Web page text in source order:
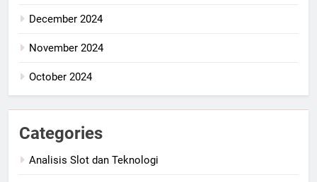
December 2024
November 2024
October 2024
Categories
Analisis Slot dan Teknologi